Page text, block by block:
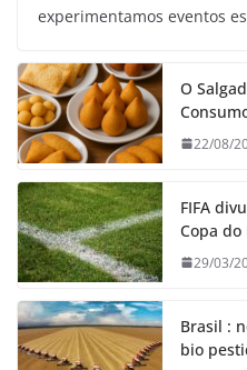
experimentamos eventos
O
22/08/
FIFA
Copa
29/03/
Brasil :
bio